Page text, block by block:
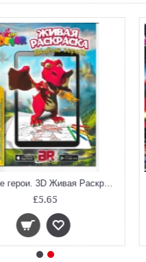
Живые герои. 3D Живая Раскраска
£5.65